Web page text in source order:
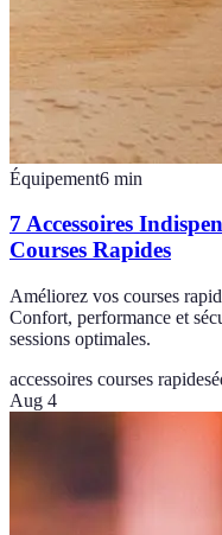
Équipement6 min
7 Accessoires
Courses Rapides
Améliorez vos courses
Confort, performance et
sessions optimales.
accessoires courses rapides
Aug 4